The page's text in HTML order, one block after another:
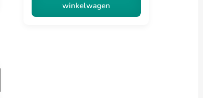
uit 5
winkelwagen